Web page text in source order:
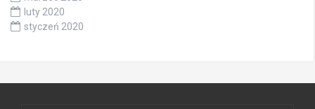
luty 2020
styczeń 2020